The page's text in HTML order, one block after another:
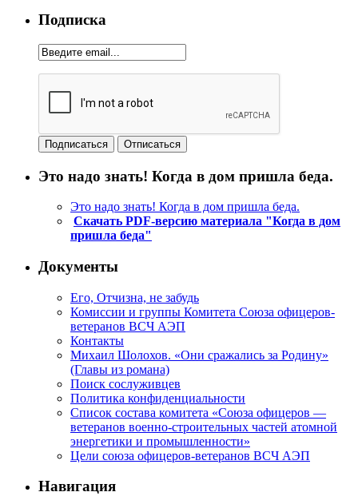
Подписка
Это надо знать! Когда в дом пришла беда.
Это надо знать! Когда в дом пришла беда.
Скачать PDF-версию материала "Когда в дом
пришла беда"
Документы
Его, Отчизна, не забудь
Комиссии и группы Комитета Союза офицеров-
ветеранов ВСЧ АЭП
Контакты
Михаил Шолохов. «Они сражались за Родину»
(Главы из романа)
Поиск сослуживцев
Политика конфиденциальности
Список состава комитета «Союза офицеров —
ветеранов военно-строительных частей атомной
энергетики и промышленности»
Цели союза офицеров-ветеранов ВСЧ АЭП
Навигация